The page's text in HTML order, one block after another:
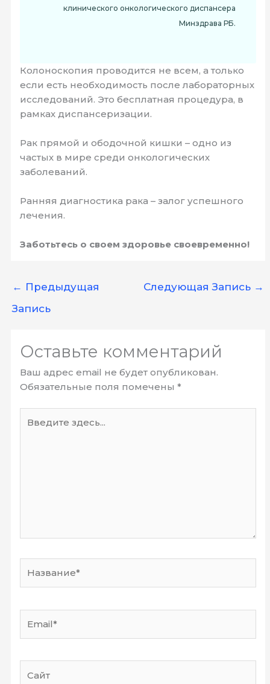
клинического онкологического диспансера
Минздрава РБ.
Колоноскопия проводится не всем, а только
если есть необходимость после лабораторных
исследований. Это бесплатная процедура, в
рамках диспансеризации.
Рак прямой и ободочной кишки – одно из
частых в мире среди онкологических
заболеваний.
Ранняя диагностика рака – залог успешного
лечения.
Заботьтесь о своем здоровье своевременно!
← Предыдущая
Запись
Следующая Запись →
Оставьте комментарий
Ваш адрес email не будет опубликован.
Обязательные поля помечены*
здесь...